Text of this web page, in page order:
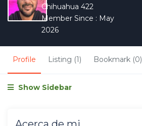
Chihuahua 422
Member Since : May
2026
Profile Listing (1) Bookmark (0)
Show Sidebar